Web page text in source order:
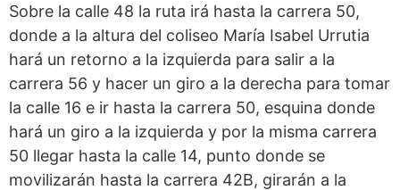
Sobre la calle 48 la ruta irá hasta la carrera 50,
donde a la altura del coliseo María Isabel Urrutia
hará un retorno a la izquierda para salir a la
carrera 56 y hacer un giro a la derecha para tomar
la calle 16 e ir hasta la carrera 50, esquina donde
hará un giro a la izquierda y por la misma carrera
50 llegar hasta la calle 14, punto donde se
movilizarán hasta la carrera 42B, girarán a la